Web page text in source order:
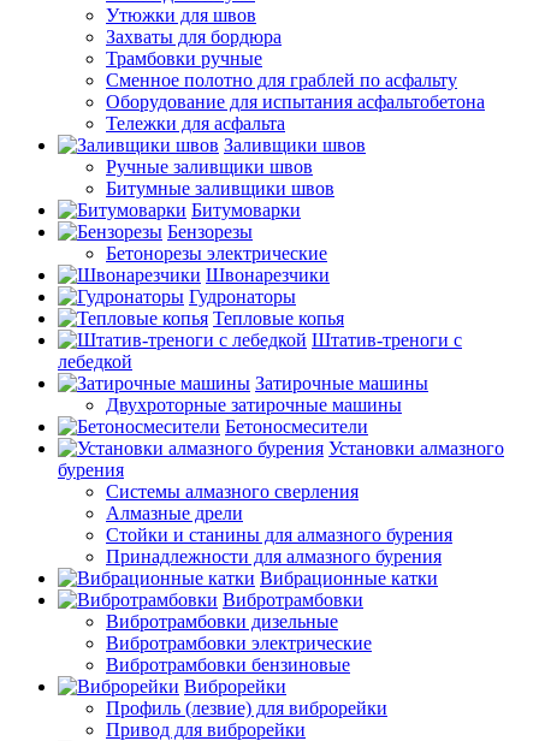
Утюжки для швов
Захваты для бордюра
Трамбовки ручные
Сменное полотно для граблей по асфальту
Оборудование для испытания асфальтобетона
Тележки для асфальта
Заливщики швов
Ручные заливщики швов
Битумные заливщики швов
Битумоварки
Бензорезы
Бетонорезы электрические
Швонарезчики
Гудронаторы
Тепловые копья
Штатив-треноги с
лебедкой
Затирочные машины
Двухроторные затирочные машины
Бетоносмесители
Установки алмазного
бурения
Системы алмазного сверления
Алмазные дрели
Стойки и станины для алмазного бурения
Принадлежности для алмазного бурения
Вибрационные катки
Вибротрамбовки
Вибротрамбовки дизельные
Вибротрамбовки электрические
Вибротрамбовки бензиновые
Виброрейки
Профиль (лезвие) для виброрейки
Привод для виброрейки